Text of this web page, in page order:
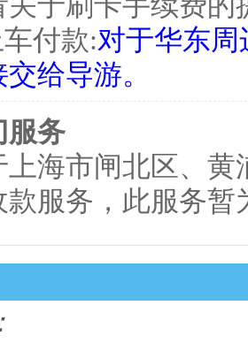
付款:对于华东周
给导游。
服务
上海市闸北区、
款服务，此服务